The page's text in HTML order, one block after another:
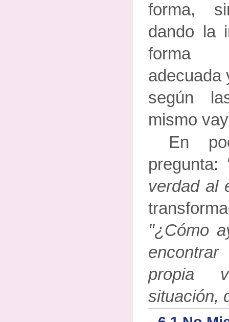
forma,
dando la
forma
adecuada
según
mismo
En
pregunta:
verdad al
"¿Cómo
propia
situación,